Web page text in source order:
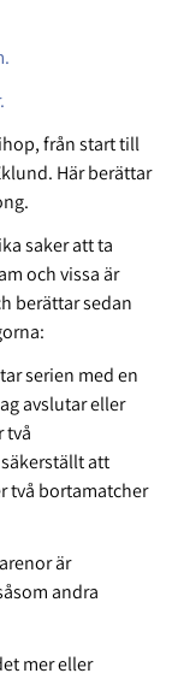
från start till
Här berättar
saker att ta
och vissa är
berättar sedan
serien med en
avslutar eller
två
att
två bortamatcher
är
andra
mer eller